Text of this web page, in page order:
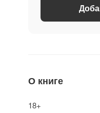
О книге
18+